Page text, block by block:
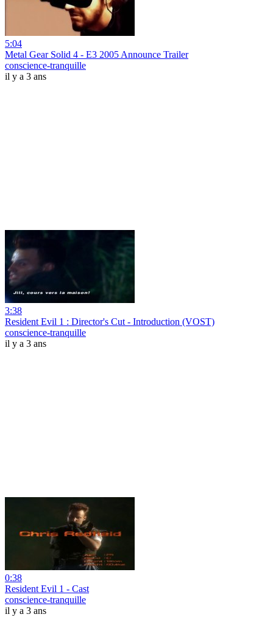
5:04
Metal Gear Solid 4 - E3 2005 Announce Trailer
conscience-tranquille
il y a 3 ans
3:38
Resident Evil 1 : Director's Cut - Introduction (VOST)
conscience-tranquille
il y a 3 ans
0:38
Resident Evil 1 - Cast
conscience-tranquille
il y a 3 ans